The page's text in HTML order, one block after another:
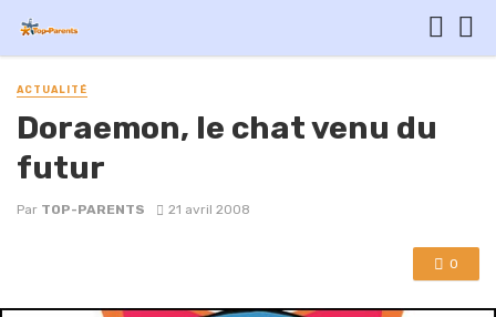
ACTUALITÉ
Doraemon, le chat venu du
futur
Par TOP-PARENTS 21 avril 2008
0